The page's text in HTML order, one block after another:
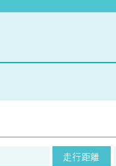
走行距離